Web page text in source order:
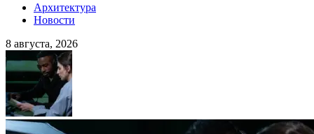
Архитектура
Новости
8 августа, 2026